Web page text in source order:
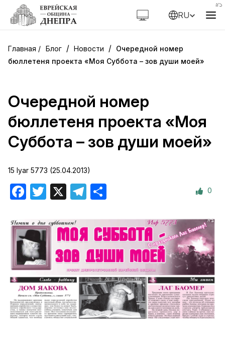
RU
Блог / Новости / Очередной номер
бюллетеня проекта «Моя Суббота – зов души моей»
Очередной номер
бюллетеня проекта «Моя
Суббота – зов души моей»
15 Iyar 5773 (25.04.2013)
Facebook
Twitter Telegram 0